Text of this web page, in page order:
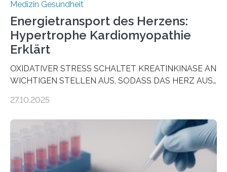
Medizin Gesundheit
Energietransport des Herzens:
Hypertrophe Kardiomyopathie
Erklärt
OXIDATIVER STRESS SCHALTET KREATINKINASE AN
WICHTIGEN STELLEN AUS, SODASS DAS HERZ AUS
aus dem Deutschen Zentrum für Herzinsuffizienz
im Journal Circulation, warum der Energietransport bei
der Hypertrophen Kardiomyopathie (HCM) versagen
kann und wie sich durch eine Verringerung der
Herzbelastung und des oxidativen Stresses
27.10.2025